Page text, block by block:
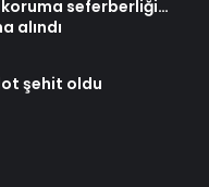
seferberliği…
alındı
şehit oldu